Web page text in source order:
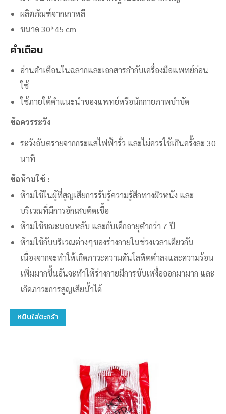
ผลิตภัณฑ์จากเกาหลี
ขนาด 30*45 cm
คำเตือน
อ่านคำเตือนในฉลากและเอกสารกำกับเครื่องมือแพทย์ก่อน
ใช้
ใช้ภายใต้คำแนะนำของแพทย์หรือนักกายภาพบำบัด
ข้อควรระวัง
ระวังอันตรายจากกระแสไฟฟ้ารั่ว และไม่ควรใช้เกินครั้งละ 30
นาที
ข้อห้ามใช้ :
ห้ามใช้ในผู้ที่สูญเสียการรับรู้ความรู้สึกทางผิวหนัง และ
บริเวณที่มีการอักเสบติดเชื้อ
ห้ามใช้ขณะนอนหลับ และกับเด็กอายุต่ำกว่า 7 ปี
ห้ามใช้กับบริเวณต่างๆของร่างกายในช่วงเวลาเดียวกัน
เนื่องจากจะทำให้เกิดภาวะความดันโลหิตต่ำลงและความร้อน
เพิ่มมากขึ้นอันจะทำให้ร่างกายมีการขับเหงื่อออกมามาก และ
เกิดภาวะการสูญเสียน้ำได้
หยิบใส่ตะกร้า